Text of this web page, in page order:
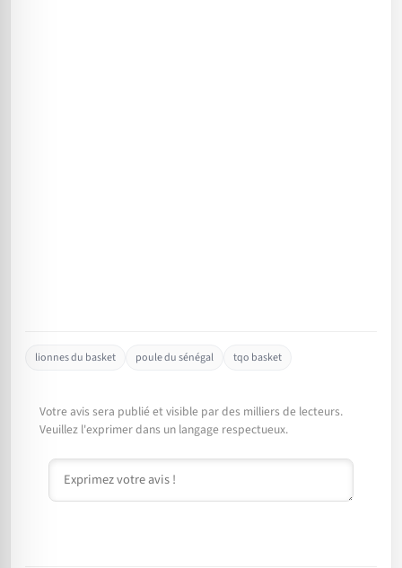
lionnes du basket poule du sénégal tqo basket
Votre avis sera publié et visible par des milliers de lecteurs.
Veuillez l'exprimer dans un langage respectueux.
Commentaire